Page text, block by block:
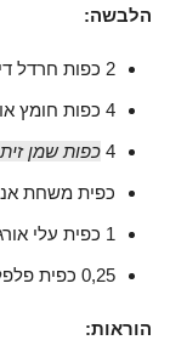
הלבשה:
2 כפות חרדל דיז'ון
4 כפות חומץ אורז
4 כפות שמן
כפית משחת
1 כפית עלי אורגנו
0,25 כפית פלפל טרי גרוס
הוראות: